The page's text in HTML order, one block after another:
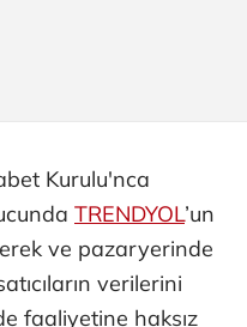
Kurulu'nca
TRENDYOL’un
ve pazaryerinde
verilerini
faaliyetine haksız